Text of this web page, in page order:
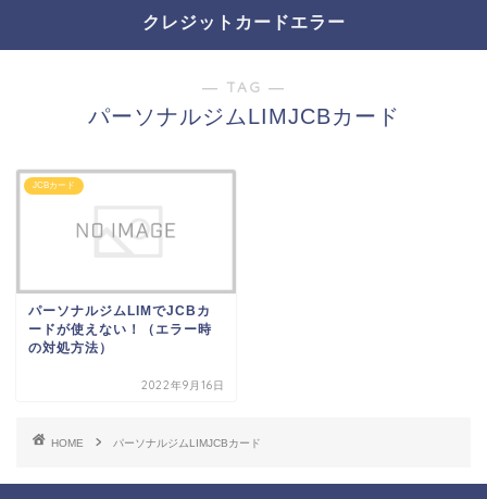
クレジットカードエラー
― TAG ―
パーソナルジムLIMJCBカード
JCBカード
パーソナルジムLIMでJCBカ
ードが使えない！（エラー時
の対処方法）
2022年9月16日
HOME パーソナルジムLIMJCBカード